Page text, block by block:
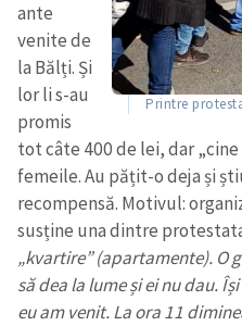
Printre
ante
venite de
la Bălți. Și
lor li s-au
promis
tot câte 400 de lei, dar
femeile. Au pățit-o deja și
recompensă. Motivul:
susține una dintre
„kvartire” (apartamente). O
să dea la lume și ei nu dau.
eu am venit. La ora 11